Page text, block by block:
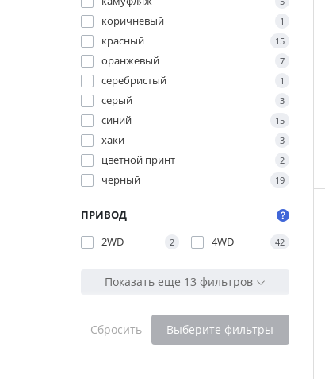
коричневый 1
красный 15
оранжевый 7
серебристый 1
серый 3
синий 15
хаки 3
цветной принт 2
черный 19
ПРИВОД
2WD
2 4WD 42
Показать еще 13 фильтров
Сбросить Выберите фильтры